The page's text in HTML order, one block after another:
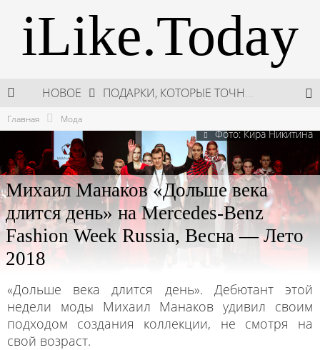
iLike.Today
НОВОЕ
ШКОЛА ШЕФА: КУХНЯ НОВОГО ВРЕМЕНИ 2026
Главная Мода
Фото: Кира Никитина
Михаил Манаков «Дольше века
длится день» на Mercedes-Benz
Fashion Week Russia, Весна — Лето
2018
«Дольше века длится день». Дебютант этой
недели моды Михаил Манаков удивил своим
подходом создания коллекции, не смотря на
свой возраст.